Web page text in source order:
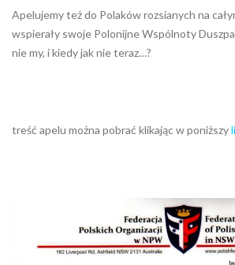
Apelujemy też do Polaków rozsianych na
wspierały swoje Polonijne Wspólnoty
nie my, i kiedy jak nie teraz…?
treść apelu można pobrać klikając w poniższy